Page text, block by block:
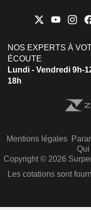
NOS EXPERTS À
ÉCOUTE
Lundi - Vendredi 9h-
18h
Mentions légales
Qui
Copyright © 2026
Les cotations sont